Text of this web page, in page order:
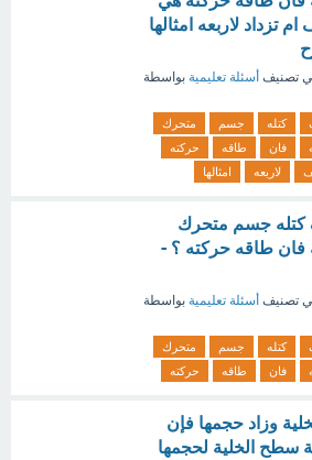
تزداد لاربعه امثالها
تصنيف أسئلة تعليمية بواسطة
كتله جسم
متحرك
فان طاقه
حركته
لاربعه امثالها
كتله جسم متحرك
فان طاقه حركته ؟ -
تصنيف أسئلة تعليمية بواسطة
كتله جسم
متحرك
فان طاقه حركته
وزاد حجمها فإن
سطح الخلية لحجمها